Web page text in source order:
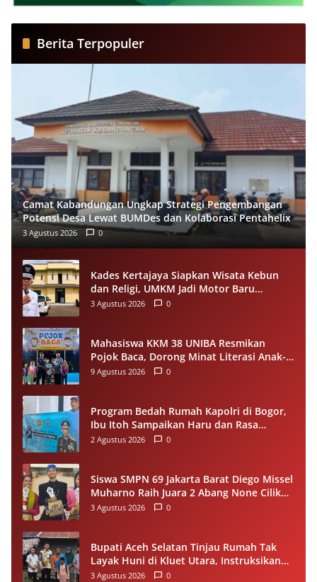
Berita Terpopuler
Camat Kabandungan Ungkap Strategi Pengembangan
Potensi Desa Lewat BUMDes dan Kolaborasi Pentahelix
3 Agustus 2026 0
Kades Kertajaya Siapkan Wisata Kebun
dan Religi, UMKM Jadi Motor Baru
Ekonomi Desa
3 Agustus 2026 0
Mahasiswa KKM 38 UNIBA Resmikan
Pojok Baca, Dorong Minat Literasi Anak-
anak Warga Desa Mekarbaru
9 Agustus 2026 0
Program Bedah Rumah Kapolri di Bogor,
Ibu Itoh Sampaikan Haru dan Rasa
Syukur
2 Agustus 2026 0
Siswa SMPN 69 Jakarta Barat Diego Missel
Muharno Raih Juara 2 Abang None Cilik
dan Remaja Kencur 2026
3 Agustus 2026 0
Bupati Aceh Selatan Tinjau Rumah Tak
Layak Huni di Kluet Utara, Instruksikan
Masuk Program Bantuan Rumah 2027
3 Agustus 2026 0